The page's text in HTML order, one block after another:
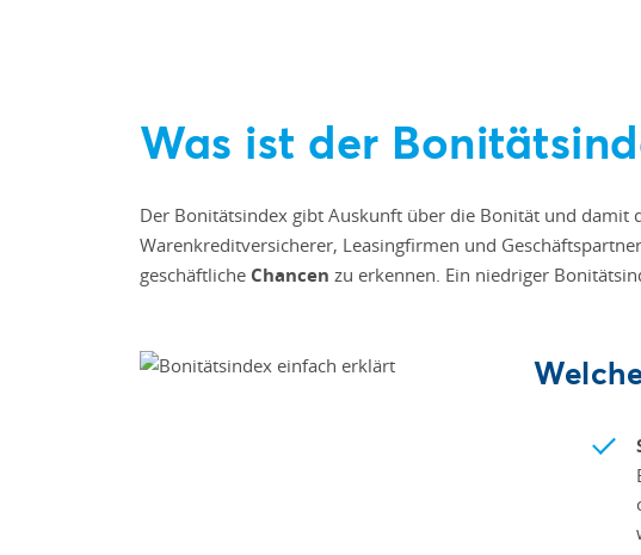
Was ist der
Der Bonitätsindex gibt Auskunft über die Bonität und damit
Warenkreditversicherer, Leasingfirmen und
geschäftliche Chancen zu erkennen. Ein niedriger